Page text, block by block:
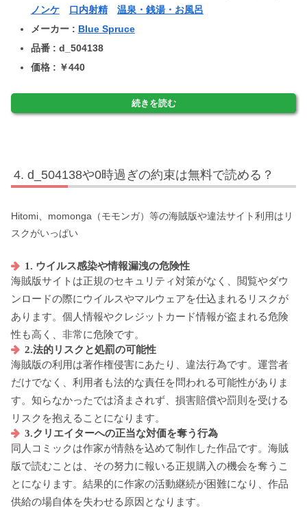
ノンケ
口内射精
温泉・銭湯・お風呂
メーカー : Blue Spruce
品番 : d_504138
価格 : ￥440
続きを読む
d_504138や0時過ぎの約束は無料で読める？
Hitomi、momonga（モモンガ）等の海賊版や違法サイト利用はリ
スクがいっぱい
1. ウイルス感染や情報漏洩の危険性
海賊版サイトは正規のセキュリティ対策がなく、閲覧やダウ
ンロードの際にウイルスやマルウェアを仕込まれるリスクが
あります。個人情報やクレジットカード情報が盗まれる危険
性も高く、非常に危険です。
2.法的リスクと処罰の可能性
海賊版の利用は著作権侵害にあたり、違法行為です。運営者
だけでなく、利用者も法的な責任を問われる可能性がありま
す。知らなかったでは済まされず、損害賠償や罰則を受ける
リスクを抱えることになります。
3.クリエイターへの正当な対価を奪う行為
同人コミックは作家が情熱を込めて制作した作品です。海賊
版で読むことは、その努力に報いる正規購入の機会を奪うこ
とになります。結果的に作家の活動継続が困難になり、作品
供給の場自体を失わせる原因となります。